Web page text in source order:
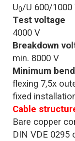
U0/U 600/1000
Test voltage
4000 V
Breakdown
min. 8000 V
Minimum
flexing 7,5x
fixed
Cable
Bare copper
DIN VDE 0295